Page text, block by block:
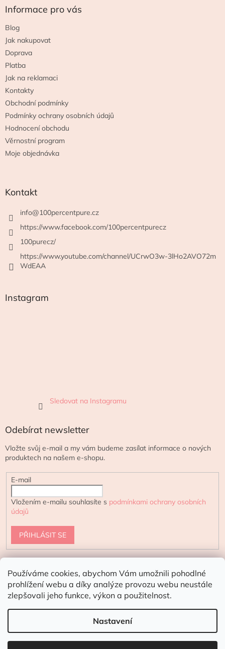
Používáme cookies, abychom Vám umožnili pohodlné
prohlížení webu a díky analýze provozu webu neustále
zlepšovali jeho funkce, výkon a použitelnost.
Nastavení
☀️
Doporučení pro letní dny:V horkých
dnech doporučujeme doručení kurýrem
nebo do vnitřních Z-BOXů.
Produkty poškozené vysokými teplotami ve
Informace pro vás
Blog
Jak nakupovat
Doprava
Platba
Jak na reklamaci
Kontakty
Obchodní podmínky
Podmínky ochrany osobních údajů
Hodnocení obchodu
Věrnostní program
Moje objednávka
Kontakt
info@100percentpure.cz
https://www.facebook.com/100percentpurecz
100purecz/
https://www.youtube.com/channel/UCrwO3w-3lHo2AVO72m
WdEAA
Instagram
Sledovat na Instagramu
Odebírat newsletter
Vložte svůj e-mail a my vám budeme zasílat informace o nových
produktech na našem e-shopu.
E-mail
Vložením e-mailu souhlasíte s podmínkami ochrany osobních
údajů
PŘIHLÁSIT SE
urtekram.cz ecoteeno.cz - eshop s přírodní kosmetikou
Vytvořil Shoptet